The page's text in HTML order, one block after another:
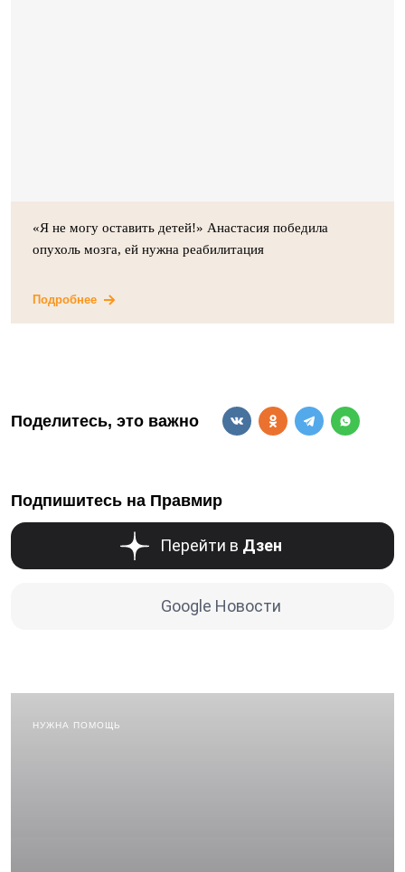
«Я не могу оставить детей!» Анастасия победила
опухоль мозга, ей нужна реабилитация
Подробнее
Поделитесь, это важно
Подпишитесь на Правмир
Перейти в Дзен
Google Новости
НУЖНА ПОМОЩЬ